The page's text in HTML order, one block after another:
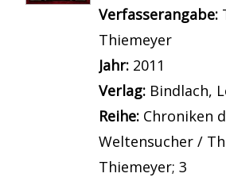
Verfasserangabe:
Thiemeyer
Jahr: 2011
Verlag: Bindlach,
Reihe: Chroniken
Weltensucher /
Thiemeyer; 3